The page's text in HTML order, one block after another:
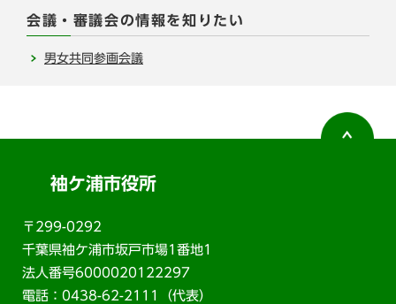
会議・審議会の情報を知りたい
男女共同参画会議
袖ケ浦市役所
〒299-0292
千葉県袖ケ浦市坂戸市場1番地1
法人番号6000020122297
電話：0438-62-2111（代表）